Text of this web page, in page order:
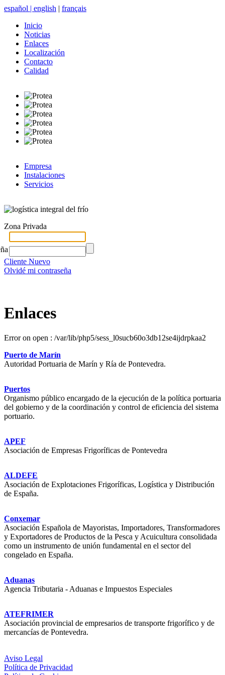
español | english | français
Inicio
Noticias
Enlaces
Localización
Contacto
Calidad
Empresa
Instalaciones
Servicios
logística integral del frío
Zona Privada
Cliente Nuevo
Olvidé mi contraseña
Enlaces
Error on open : /var/lib/php5/sess_l0sucb60o3db12se4ijdrpkaa2
Puerto de Marín
Autoridad Portuaria de Marín y Ría de Pontevedra.
Puertos
Organismo público encargado de la ejecución de la política portuaria
del gobierno y de la coordinación y control de eficiencia del sistema
portuario.
APEF
Asociación de Empresas Frigoríficas de Pontevedra
ALDEFE
Asociación de Explotaciones Frigoríficas, Logística y Distribución
de España.
Conxemar
Asociación Española de Mayoristas, Importadores, Transformadores
y Exportadores de Productos de la Pesca y Acuicultura consolidada
como un instrumento de unión fundamental en el sector del
congelado en España.
Aduanas
Agencia Tributaria - Aduanas e Impuestos Especiales
ATEFRIMER
Asociación provincial de empresarios de transporte frigorífico y de
mercancías de Pontevedra.
Aviso Legal
Política de Privacidad